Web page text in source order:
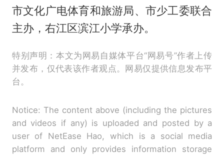
市文化广电体育和旅游局、市少工委联合
主办，右江区滨江小学承办。
特别声明：本文为网易自媒体平台“网易号”作者上传
并发布，仅代表该作者观点。网易仅提供信息发布平
台。
Notice: The content above (including the pictures
and videos if any) is uploaded and posted by a
user of NetEase Hao, which is a social media
platform and only provides information storage